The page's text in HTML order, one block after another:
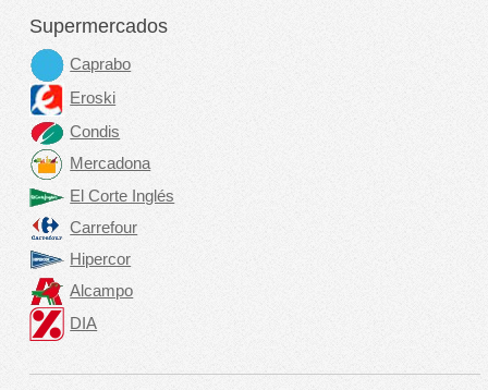
Supermercados
Caprabo
Eroski
Condis
Mercadona
El Corte Inglés
Carrefour
Hipercor
Alcampo
DIA